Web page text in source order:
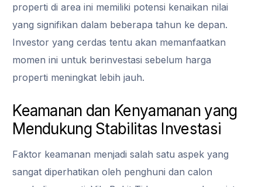
properti di area ini memiliki potensi kenaikan nilai
yang signifikan dalam beberapa tahun ke depan.
Investor yang cerdas tentu akan memanfaatkan
momen ini untuk berinvestasi sebelum harga
properti meningkat lebih jauh.
Keamanan dan Kenyamanan yang
Mendukung Stabilitas Investasi
Faktor keamanan menjadi salah satu aspek yang
sangat diperhatikan oleh penghuni dan calon